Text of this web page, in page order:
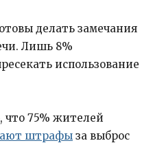
делать замечания
Лишь 8%
использование
что 75% жителей
штрафы за выброс